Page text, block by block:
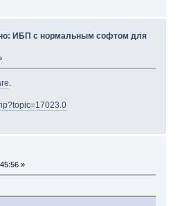
ИБП с нормальным софтом для
.
»